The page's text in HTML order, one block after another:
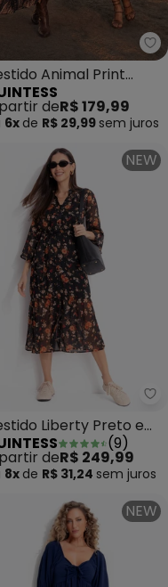
- Vestido Marrom em
Animal Print
em Malha
deR$ 179,99
6x de R$ 29,99 sem juros
- Vestido Vermelho
NEW
Liberty Preto em
(9)
deR$ 249,99
8x de R$ 31,24 sem juros
NEW